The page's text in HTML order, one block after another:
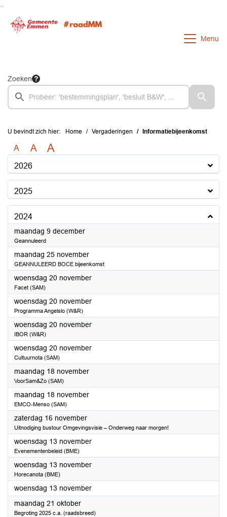
Menu
Zoeken
U bevindt zich hier: Home Vergaderingen Informatiebijeenkomst
A A A
2026
2025
2024
maandag 9 december2024
Geannuleerd
maandag 25 november2024
GEANNULEERD BOCE bijeenkomst
woensdag 20 november2024
Facet (SAM)
woensdag 20 november2024
Programma Angelslo (W&R)
woensdag 20 november2024
IBOR (W&R)
woensdag 20 november2024
Cultuurnota (SAM)
maandag 18 november2024
VoorSam&Zo (SAM)
maandag 18 november2024
EMCO-Menso (SAM)
zaterdag 16 november2024
Uitnodiging bustour Omgevingsvisie – Onderweg naar morgen!
woensdag 13 november2024
Evenementenbeleid (BME)
woensdag 13 november2024
Horecanota (BME)
woensdag 13 november2024
maandag 21 oktober2024
Begroting 2025 c.a. (raadsbreed)